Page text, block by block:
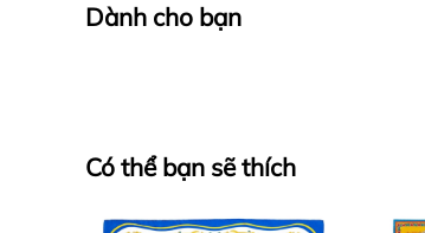
Dành cho bạn
Có thể bạn sẽ thích